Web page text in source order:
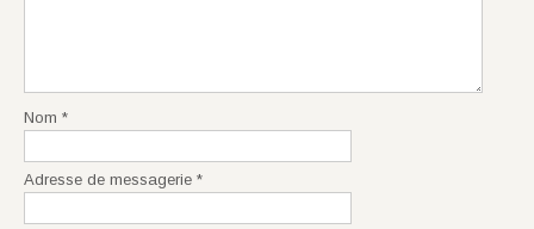
Nom *
Adresse de messagerie *